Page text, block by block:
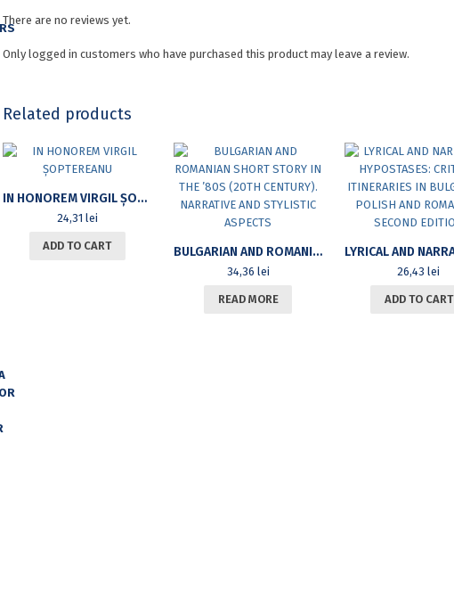
There are no reviews yet.
Only logged in customers who have purchased this product may leave a review.
Related products
IN HONOREM VIRGIL ȘOPTEREANU
24,31 lei
ADD TO CART BULGARIAN AND ROMANIAN SHORT STORY IN THE ’80S (20TH CENTURY). NARRATIVE AND STYLISTIC ASPECTS
34,36 lei
READ MORE
26,43lei
ADD TO CART